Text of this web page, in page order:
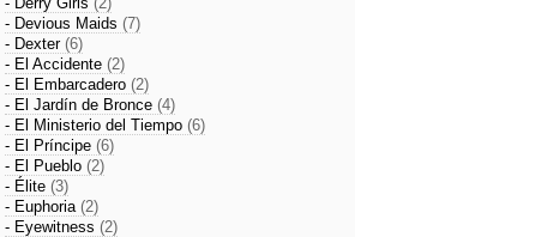
- Devious Maids (7)
- Dexter (6)
- El Accidente (2)
- El Embarcadero (2)
- El Jardín de Bronce (4)
- El Ministerio del Tiempo (6)
- El Príncipe (6)
- El Pueblo (2)
- Élite (3)
- Euphoria (2)
- Eyewitness (2)